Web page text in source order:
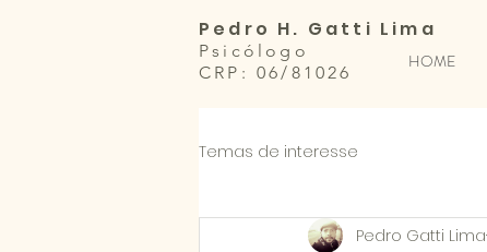
HOME
Pedro H. Gatti Lima
Psicólogo
CRP: 06/81026
Temas de interesse
Pedro Gatti Lima